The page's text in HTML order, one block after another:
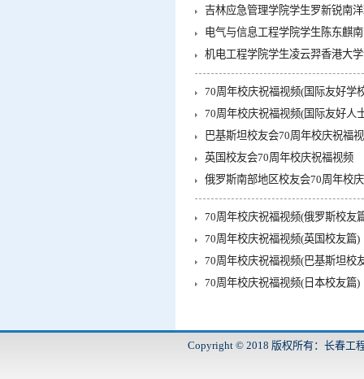
吉林应急管理学院学生罗新锐南
电气与信息工程学院学生陈东麒
机电工程学院学生凌云羿香港大
70周年校庆祝福视频(国际友好学
70周年校庆祝福视频(国际友好人
巴基斯坦校友会70周年校庆祝福
英国校友会70周年校庆祝福视频
俄罗斯南部地区校友会70周年校
70周年校庆祝福视频(俄罗斯校友
70周年校庆祝福视频(英国校友篇)
70周年校庆祝福视频(巴基斯坦校
70周年校庆祝福视频(日本校友篇)
Copyright © 2018 版权所有：长春工